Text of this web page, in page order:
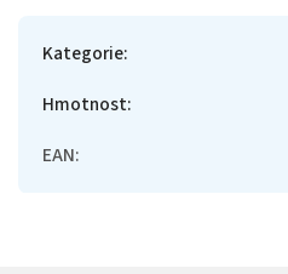
Kategorie:
Hmotnost:
EAN: